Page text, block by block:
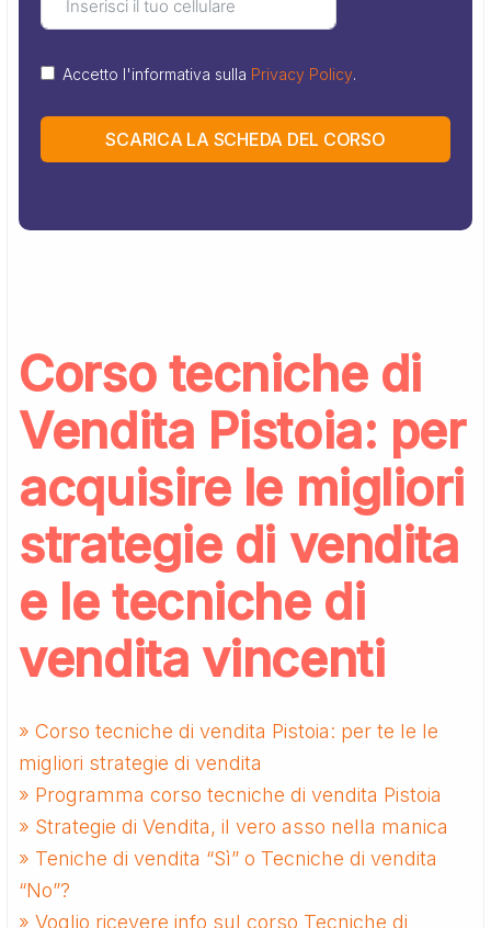
Accetto l'informativa sulla Privacy Policy.
SCARICA LA SCHEDA DEL CORSO
Corso tecniche di
Vendita Pistoia: per
acquisire le migliori
strategie di vendita
e le tecniche di
vendita vincenti
» Corso tecniche di vendita Pistoia: per te le le
migliori strategie di vendita
» Programma corso tecniche di vendita Pistoia
» Strategie di Vendita, il vero asso nella manica
» Teniche di vendita “Sì” o Tecniche di vendita
“No”?
» Voglio ricevere info sul corso Tecniche di